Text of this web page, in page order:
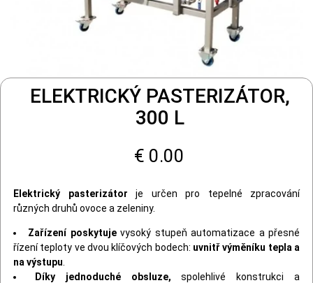
ELEKTRICKÝ PASTERIZÁTOR,
300 L
€ 0.00
Elektrický pasterizátor je určen pro tepelné zpracování
různých druhů ovoce a zeleniny.
Zařízení poskytujevysoký stupeň automatizace a přesné
řízení teploty ve dvou klíčových bodech: uvnitř výměníku tepla a
na výstupu
Díky jednoduché obsluze, spolehlivé konstrukci a